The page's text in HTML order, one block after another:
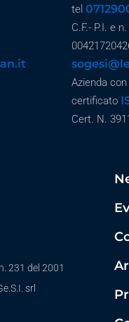
tel
C.F.- P.I. e
Azienda
certificato
Cert. N.
231 del 2001
srl